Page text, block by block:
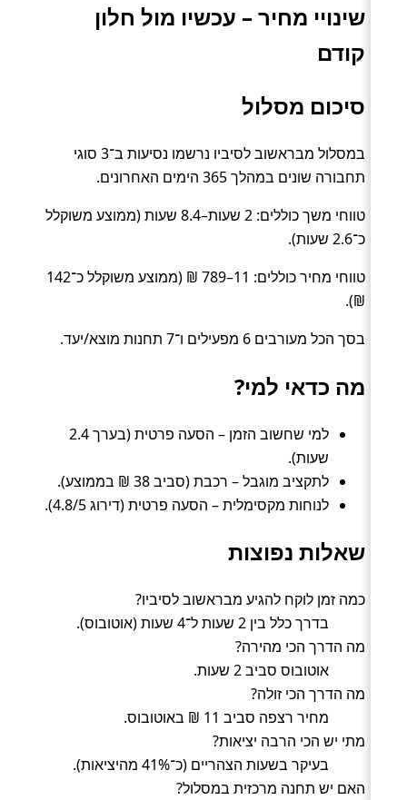
שינויי מחיר – עכשיו מול חלון
קודם
סיכום מסלול
במסלול מבראשוב לסיביו נרשמו נסיעות ב־3 סוגי
תחבורה שונים במהלך 365 הימים האחרונים.
טווחי משך כוללים: 2 שעות–8.4 שעות (ממוצע משוקלל
כ־2.6 שעות).
טווחי מחיר כוללים: 11–789 ₪ (ממוצע משוקלל כ־142
₪).
בסך הכל מעורבים 6 מפעילים ו־7 תחנות מוצא/יעד.
מה כדאי למי?
למי שחשוב הזמן – הסעה פרטית (בערך 2.4
שעות).
לתקציב מוגבל – רכבת (סביב 38 ₪ בממוצע).
לנוחות מקסימלית – הסעה פרטית (דירוג 4.8/5).
שאלות נפוצות
כמה זמן לוקח להגיע מבראשוב לסיביו?
בדרך כלל בין 2 שעות ל־4 שעות (אוטובוס).
מה הדרך הכי מהירה?
אוטובוס סביב 2 שעות.
מה הדרך הכי זולה?
מחיר רצפה סביב 11 ₪ באוטובוס.
מתי יש הכי הרבה יציאות?
בעיקר בשעות הצהריים (כ־41% מהיציאות).
האם יש תחנה מרכזית במסלול?